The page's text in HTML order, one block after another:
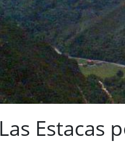
Las Estacas